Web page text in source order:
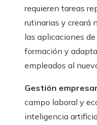
requieren tareas
rutinarias y creará
las aplicaciones
formación y
empleados al
Gestión
campo laboral y
inteligencia